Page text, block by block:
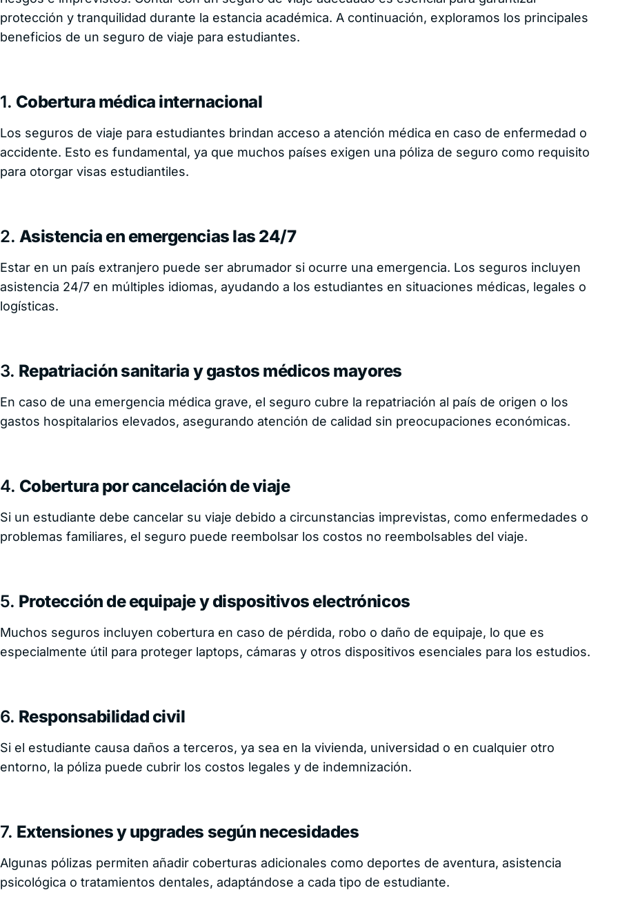
estudiantes
Seguro de
viaje para
adultos
adultos
mayores de
Seguro de
viaje para
viaje para
grupos
viaje para
niños
Cotiza por WhatsApp
Habla con un agente activo
viajes
Seguros de
Tengo una emergencia
¿Cuáles son los teléfonos
eSIM gratuito
de viaje
Consigue tu eSIM
Habla con un agente activo
Área de cliente
protección y tranquilidad durante la estancia académica. A continuación, exploramos los principales
beneficios de un seguro de viaje para estudiantes.
1. Cobertura médica internacional
Los seguros de viaje para estudiantes brindan acceso a atención médica en caso de enfermedad o
accidente. Esto es fundamental, ya que muchos países exigen una póliza de seguro como requisito
para otorgar visas estudiantiles.
2. Asistencia en emergencias las 24/7
Estar en un país extranjero puede ser abrumador si ocurre una emergencia. Los seguros incluyen
asistencia 24/7 en múltiples idiomas, ayudando a los estudiantes en situaciones médicas, legales o
logísticas.
3. Repatriación sanitaria y gastos médicos mayores
En caso de una emergencia médica grave, el seguro cubre la repatriación al país de origen o los
gastos hospitalarios elevados, asegurando atención de calidad sin preocupaciones económicas.
4. Cobertura por cancelación de viaje
Si un estudiante debe cancelar su viaje debido a circunstancias imprevistas, como enfermedades o
problemas familiares, el seguro puede reembolsar los costos no reembolsables del viaje.
5. Protección de equipaje y dispositivos electrónicos
Muchos seguros incluyen cobertura en caso de pérdida, robo o daño de equipaje, lo que es
especialmente útil para proteger laptops, cámaras y otros dispositivos esenciales para los estudios.
6. Responsabilidad civil
Si el estudiante causa daños a terceros, ya sea en la vivienda, universidad o en cualquier otro
entorno, la póliza puede cubrir los costos legales y de indemnización.
7. Extensiones y upgrades según necesidades
Algunas pólizas permiten añadir coberturas adicionales como deportes de aventura, asistencia
psicológica o tratamientos dentales, adaptándose a cada tipo de estudiante.